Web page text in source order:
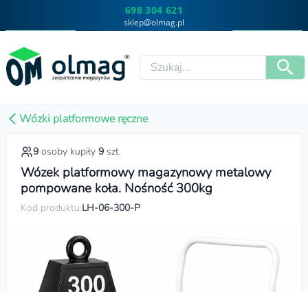
698 304 621
sklep@olmag.pl
Wózki platformowe ręczne
9 osoby kupiły 9 szt.
Wózek platformowy magazynowy metalowy
pompowane koła. Nośność 300kg
Kod produktu:LH-06-300-P